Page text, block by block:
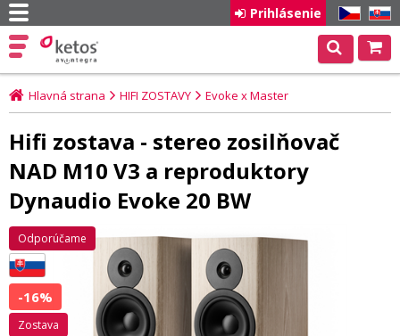
CZ SK
Prihlásenie
Hlavná strana HIFI ZOSTAVY Evoke x Master
Hifi zostava - stereo zosilňovač
NAD M10 V3 a reproduktory
Dynaudio Evoke 20 BW
Odporúčame
-16%
zostava